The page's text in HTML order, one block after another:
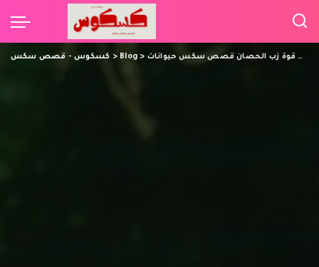
كسكوس - قصص سكس > Blog> وقعت من علي الكرسي من قوة زب الحصان قصص سكس حيوانات